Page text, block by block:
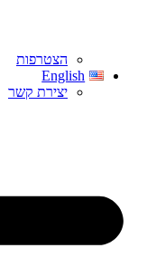
הצטרפות
English
יצירת קשר